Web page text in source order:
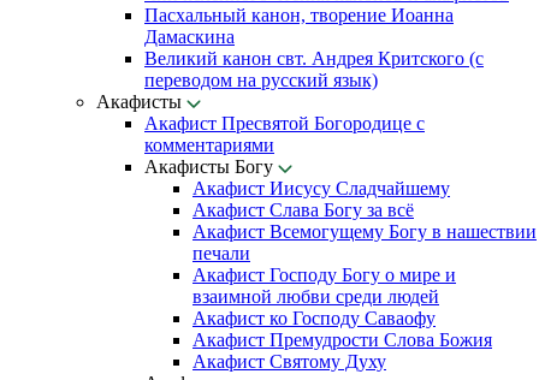
Пасхальный канон, творение Иоанна
Дамаскина
Великий канон свт. Андрея Критского (с
переводом на русский язык)
Акафисты
Акафист Пресвятой Богородице с
комментариями
Акафисты Богу
Акафист Иисусу Сладчайшему
Акафист Слава Богу за всё
Акафист Всемогущему Богу в нашествии
печали
Акафист Господу Богу о мире и
взаимной любви среди людей
Акафист ко Господу Саваофу
Акафист Премудрости Слова Божия
Акафист Святому Духу